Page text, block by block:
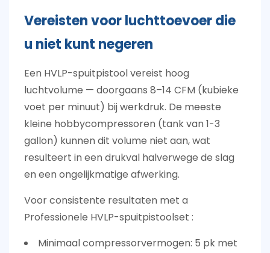
Vereisten voor luchttoevoer die
u niet kunt negeren
Een HVLP-spuitpistool vereist hoog
luchtvolume — doorgaans 8–14 CFM (kubieke
voet per minuut) bij werkdruk. De meeste
kleine hobbycompressoren (tank van 1-3
gallon) kunnen dit volume niet aan, wat
resulteert in een drukval halverwege de slag
en een ongelijkmatige afwerking.
Voor consistente resultaten met a
Professionele HVLP-spuitpistoolset :
Minimaal compressorvermogen: 5 pk met